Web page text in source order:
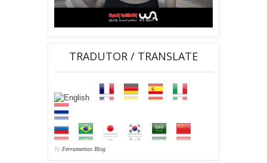
TRADUTOR / TRANSLATE
By Ferramentas Blog